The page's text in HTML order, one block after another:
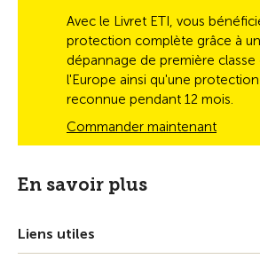
Avec le Livret ETI, vous
protection complète grâce à
dépannage de première classe
l'Europe ainsi qu'une
reconnue pendant 12 mois.
Commander maintenant
En savoir plus
Liens utiles